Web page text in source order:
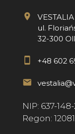
ul.
32-300
+48 602
NIP: 637-
Regon: